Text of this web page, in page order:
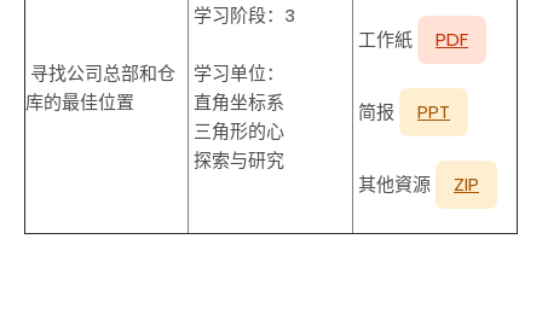
寻找公司总部和仓
库的最佳位置
学习阶段：3
学习单位：
直角坐标系
三角形的心
探索与研究
工作紙 PDF
简报 PPT
其他資源 ZIP